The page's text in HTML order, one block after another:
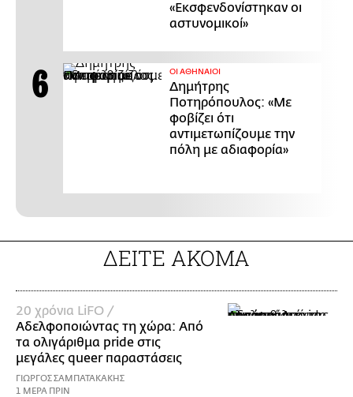
«Εκσφενδονίστηκαν οι
αστυνομικοί»
ΟΙ ΑΘΗΝΑΙΟΙ
Δημήτρης
Ποτηρόπουλος: «Με
φοβίζει ότι
αντιμετωπίζουμε την
πόλη με αδιαφορία»
ΔΕΙΤΕ ΑΚΟΜΑ
20 χρόνια LiFO /
Αδελφοποιώντας τη χώρα: Από
τα ολιγάριθμα pride στις
μεγάλες queer παραστάσεις
ΓΙΩΡΓΟΣ ΣΑΜΠΑΤΑΚΑΚΗΣ
1 ΜΕΡΑ ΠΡΙΝ